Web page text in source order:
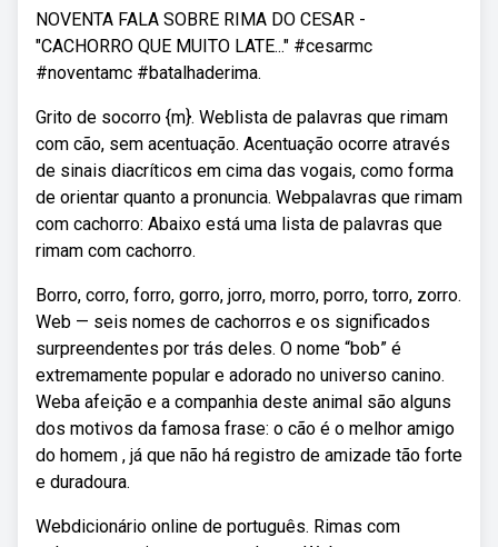
NOVENTA FALA SOBRE RIMA DO CESAR -
"CACHORRO QUE MUITO LATE..." #cesarmc
#noventamc #batalhaderima.
Grito de socorro {m}. Weblista de palavras que rimam
com cão, sem acentuação. Acentuação ocorre através
de sinais diacríticos em cima das vogais, como forma
de orientar quanto a pronuncia. Webpalavras que rimam
com cachorro: Abaixo está uma lista de palavras que
rimam com cachorro.
Borro, corro, forro, gorro, jorro, morro, porro, torro, zorro.
Web — seis nomes de cachorros e os significados
surpreendentes por trás deles. O nome “bob” é
extremamente popular e adorado no universo canino.
Weba afeição e a companhia deste animal são alguns
dos motivos da famosa frase: o cão é o melhor amigo
do homem , já que não há registro de amizade tão forte
e duradoura.
Webdicionário online de português. Rimas com